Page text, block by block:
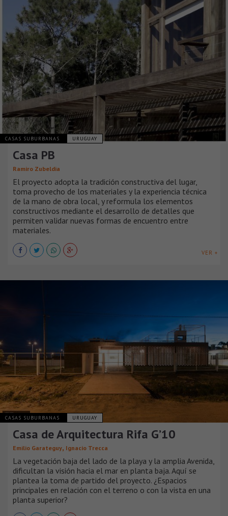
CASAS SUBURBANAS URUGUAY
Casa PB
Ramiro Zubeldia
El proyecto adopta la tradición constructiva del lugar,
toma provecho de los materiales y la experiencia técnica
de la mano de obra local, y reformula los elementos
constructivos mediante el desarrollo de detalles que
permiten validar nuevas formas de encuentro entre
materiales.
VER +
CASAS SUBURBANAS URUGUAY
Casa de Arquitectura Rifa G’10
Emilio Garateguy, Ignacio Trecca
La vegetación baja del lado de la playa y la amplia Avenida,
dificultan la visión hacia el mar en planta baja. Aquí se
plantea la toma de partido del proyecto. ¿Espacios
principales en relación con el terreno o con la vista en una
planta superior?